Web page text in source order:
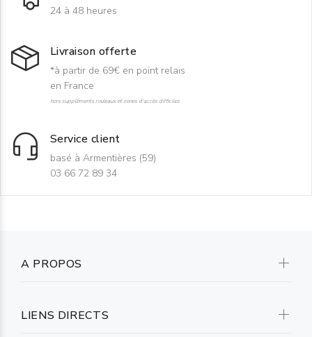
24 à 48 heures
Livraison offerte
*à partir de 69€ en point relais
en France
hors suppléments rouleaux et zones d'accès difficiles
Service client
basé à Armentières (59)
03 66 72 89 34
A PROPOS
LIENS DIRECTS